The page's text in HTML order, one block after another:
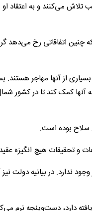
می‌کنند و به اعتقاد
اتفاقاتی رخ می‌دهد
از آنها مهاجر هستند.
کمک کند تا در کشور
و تحقیقات هیچ انگیزه
ندارد. در بیانیه
دارد، دست‌وپنجه نرم